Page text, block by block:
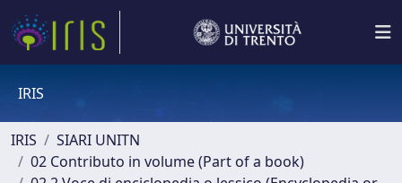
IRIS
IRIS
SIARI UNITN
02 Contributo in volume (Part of a book)